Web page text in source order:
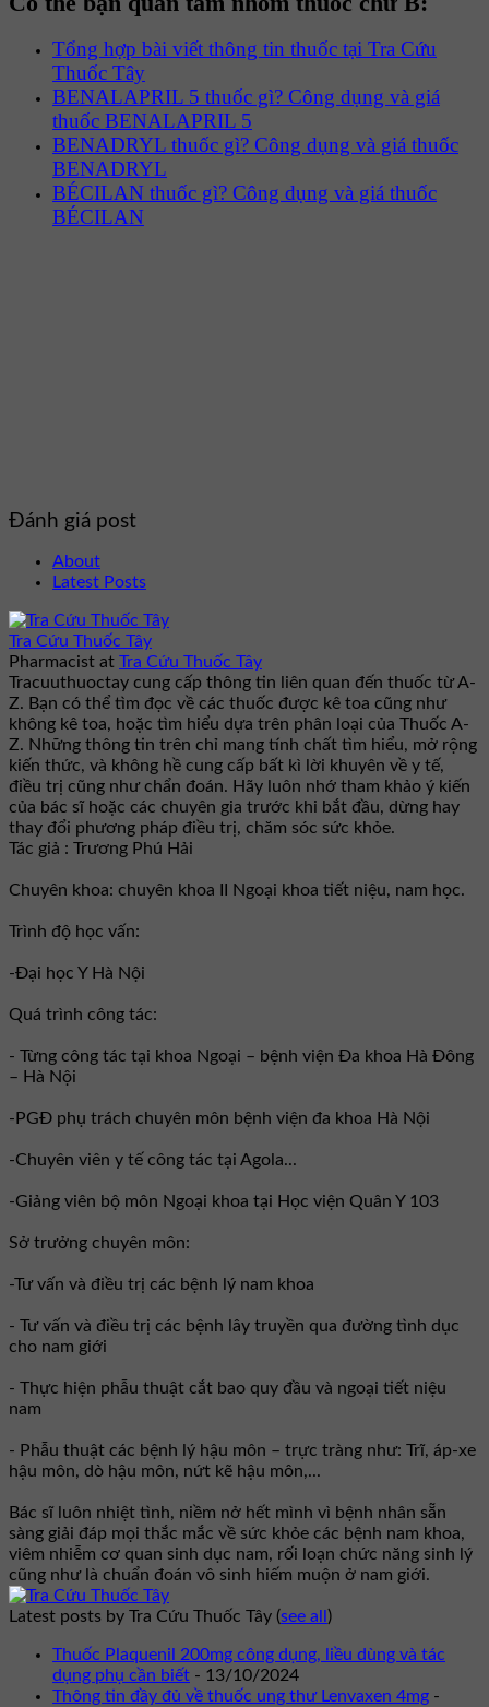
Tổng hợp bài viết thông tin thuốc tại Tra Cứu
Thuốc Tây
BENALAPRIL 5 thuốc gì? Công dụng và giá
thuốc BENALAPRIL 5
BENADRYL thuốc gì? Công dụng và giá thuốc
BENADRYL
BÉCILAN thuốc gì? Công dụng và giá thuốc
BÉCILAN
Đánh giá post
About
Latest Posts
Tra Cứu Thuốc Tây
Pharmacist at Tra Cứu Thuốc Tây
Tracuuthuoctay cung cấp thông tin liên quan đến thuốc từ A-
Z. Bạn có thể tìm đọc về các thuốc được kê toa cũng như
không kê toa, hoặc tìm hiểu dựa trên phân loại của Thuốc A-
Z. Những thông tin trên chỉ mang tính chất tìm hiểu, mở rộng
kiến thức, và không hề cung cấp bất kì lời khuyên về y tế,
điều trị cũng như chẩn đoán. Hãy luôn nhớ tham khảo ý kiến
của bác sĩ hoặc các chuyên gia trước khi bắt đầu, dừng hay
thay đổi phương pháp điều trị, chăm sóc sức khỏe.
Tác giả : Trương Phú Hải
Chuyên khoa: chuyên khoa II Ngoại khoa tiết niệu, nam học.
Trình độ học vấn:
-Đại học Y Hà Nội
Quá trình công tác:
- Từng công tác tại khoa Ngoại – bệnh viện Đa khoa Hà Đông
– Hà Nội
-PGĐ phụ trách chuyên môn bệnh viện đa khoa Hà Nội
-Chuyên viên y tế công tác tại Agola...
-Giảng viên bộ môn Ngoại khoa tại Học viện Quân Y 103
Sở trưởng chuyên môn:
-Tư vấn và điều trị các bệnh lý nam khoa
- Tư vấn và điều trị các bệnh lây truyền qua đường tình dục
cho nam giới
- Thực hiện phẫu thuật cắt bao quy đầu và ngoại tiết niệu
nam
- Phẫu thuật các bệnh lý hậu môn – trực tràng như: Trĩ, áp-xe
hậu môn, dò hậu môn, nứt kẽ hậu môn,...
Bác sĩ luôn nhiệt tình, niềm nở hết mình vì bệnh nhân sẵn
sàng giải đáp mọi thắc mắc về sức khỏe các bệnh nam khoa,
viêm nhiễm cơ quan sinh dục nam, rối loạn chức năng sinh lý
cũng như là chuẩn đoán vô sinh hiếm muộn ở nam giới.
Latest posts by Tra Cứu Thuốc Tây (see all )
Thuốc Plaquenil 200mg công dụng, liều dùng và tác
dụng phụ cần biết - 13/10/2024
Thông tin đầy đủ về thuốc ung thư Lenvaxen 4mg -